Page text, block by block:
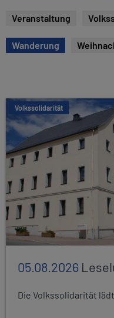
Veranstaltung
Wanderung
Volkssolidarität
05.08.2026
Die Volkssolidarität